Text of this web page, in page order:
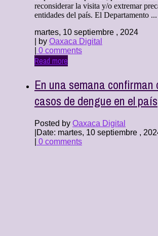
reconsiderar la visita y/o extremar
entidades del país. El Departamento ...
martes, 10 septiembre , 2024
| by Oaxaca Digital
0 comments
Read more
En una semana confirman
casos de dengue en el país
Posted by Oaxaca Digital
Date: martes, 10 septiembre ,
0 comments